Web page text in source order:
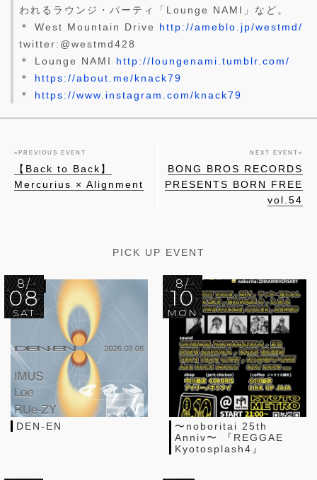
われるラウンジ・パーティ「Lounge NAMI」など。
＊ West Mountain Drive http://ameblo.jp/westmd/
twitter:@westmd428
＊ Lounge NAMI http://loungenami.tumblr.com/
＊ https://about.me/knack79
＊ https://www.instagram.com/knack79
« PREVIOUS EVENT
【Back to Back】
Mercurius × Alignment
NEXT EVENT »
BONG BROS RECORDS
PRESENTS BORN FREE
vol.54
PICK UP EVENT
8/
08
SAT
DEN-EN
8/
10
MON
〜noboritai 25th
Anniv〜 『REGGAE
Kyotosplash4』